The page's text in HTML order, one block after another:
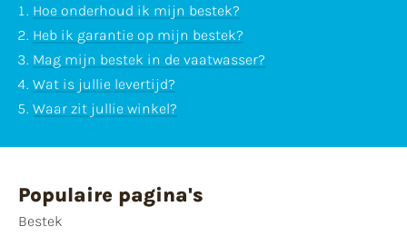
Hoe onderhoud ik mijn bestek?
Heb ik garantie op mijn bestek?
Mag mijn bestek in de vaatwasser?
Wat is jullie levertijd?
Waar zit jullie winkel?
Populaire pagina's
Bestek